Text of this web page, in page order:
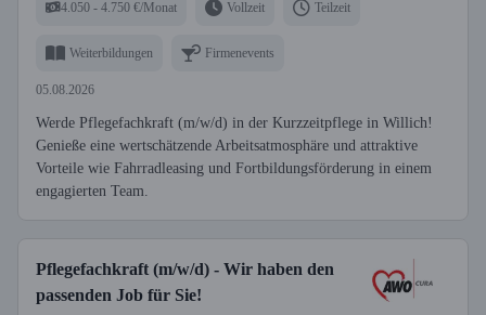
4.050 - 4.750 €/Monat Vollzeit Teilzeit
Weiterbildungen Firmenevents
05.08.2026
Werde Pflegefachkraft (m/w/d) in der Kurzzeitpflege in Willich!
Genieße eine wertschätzende Arbeitsatmosphäre und attraktive
Vorteile wie Fahrradleasing und Fortbildungsförderung in einem
engagierten Team.
Pflegefachkraft (m/w/d) - Wir haben den
passenden Job für Sie!